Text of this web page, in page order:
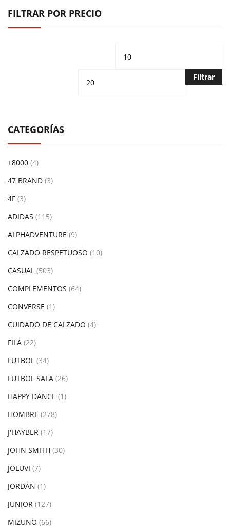
FILTRAR POR PRECIO
Precio
Filtrar
CATEGORÍAS
+8000 (4)
47 BRAND (3)
4F (3)
ADIDAS (115)
ALPHADVENTURE (9)
CALZADO RESPETUOSO (10)
CASUAL (503)
COMPLEMENTOS (64)
CONVERSE (1)
CUIDADO DE CALZADO (4)
FILA (22)
FUTBOL (34)
FUTBOL SALA (26)
HAPPY DANCE (1)
HOMBRE (278)
J'HAYBER (17)
JOHN SMITH (30)
JOLUVI (7)
JORDAN (1)
JUNIOR (127)
MIZUNO (66)